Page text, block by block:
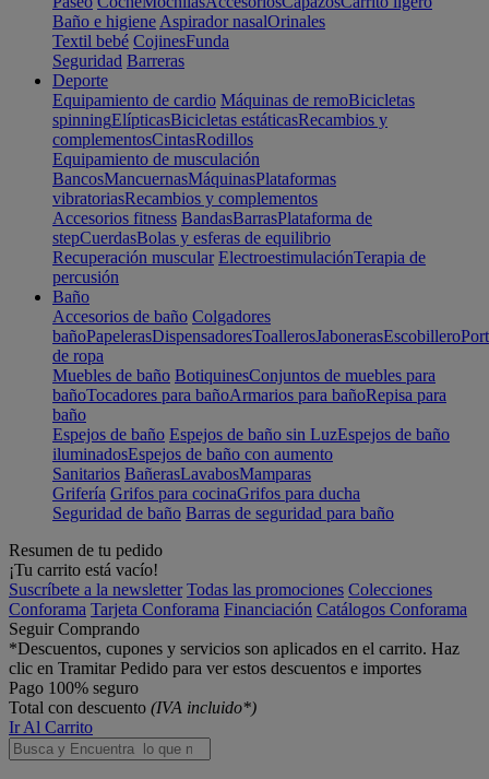
Baño e higiene Aspirador nasalOrinales
Textil bebé CojinesFunda
Seguridad Barreras
Deporte
Equipamiento de cardio Máquinas de remoBicicletas
spinningElípticasBicicletas estáticasRecambios y
complementosCintasRodillos
Equipamiento de musculación
BancosMancuernasMáquinasPlataformas
vibratoriasRecambios y complementos
Accesorios fitness BandasBarrasPlataforma de
stepCuerdasBolas y esferas de equilibrio
Recuperación muscular ElectroestimulaciónTerapia de
percusión
Baño
Accesorios de baño Colgadores
bañoPapelerasDispensadoresToallerosJabonerasEscobillero
de ropa
Muebles de baño BotiquinesConjuntos de muebles para
bañoTocadores para bañoArmarios para bañoRepisa para
baño
Espejos de baño Espejos de baño sin LuzEspejos de baño
iluminadosEspejos de baño con aumento
Sanitarios BañerasLavabosMamparas
Grifería Grifos para cocinaGrifos para ducha
Seguridad de baño Barras de seguridad para baño
Resumen de tu pedido
¡Tu carrito está vacío!
Suscríbete a la newsletter Todas las promociones Colecciones
Conforama Tarjeta Conforama Financiación Catálogos Conforama
Seguir Comprando
*Descuentos, cupones y servicios son aplicados en el carrito. Haz
clic en Tramitar Pedido para ver estos descuentos e importes
Pago 100% seguro
Total con descuento (IVA incluido*)
Ir Al Carrito